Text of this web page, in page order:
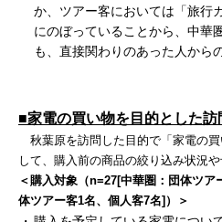
か、ツアー客においては「旅行
にのぼっていることから、中華
も、直接関わりのあった人から
■家電の買い物を目的とした訪
秋葉原を訪問した目的で「家電の
して、購入前の商品の絞り込み状況
＜購入対象（n=27[中華圏：団体ツア
体ツアー客1名、個人客7名]）＞